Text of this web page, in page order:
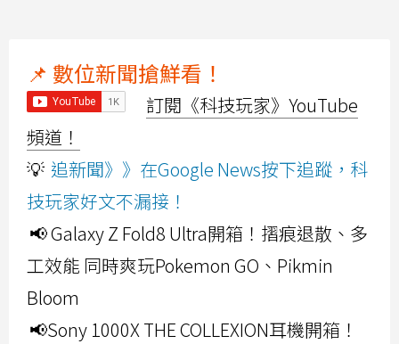
📌 數位新聞搶鮮看！
訂閱《科技玩家》YouTube
頻道！
💡 追新聞》》在Google News按下追蹤，科
技玩家好文不漏接！
📢 Galaxy Z Fold8 Ultra開箱！摺痕退散、多
工效能 同時爽玩Pokemon GO、Pikmin
Bloom
📢Sony 1000X THE COLLEXION耳機開箱！